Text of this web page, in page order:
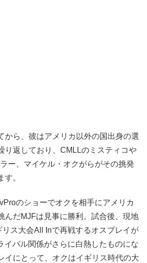
から、彼はアメリカ以外の国出身の選
り返しており、CMLLのミスティコや
ー、マイケル・オクがらがその挑発
す。
のショーでオクを相手にアメリカ
んだMJFは見事に勝利。試合後、現地
ス大会All Inで再戦するオスプレイが
イバル関係がさらに白熱したものにな
イにとって、オクはイギリス時代の大